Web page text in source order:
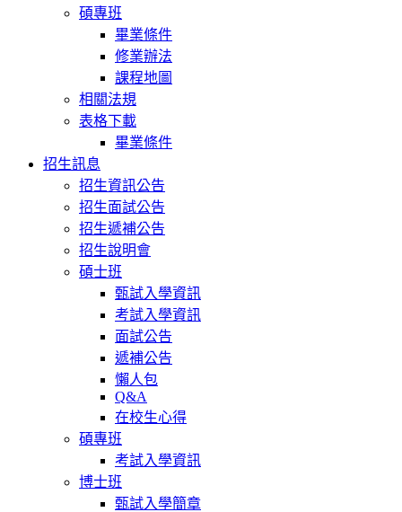
碩專班
畢業條件
修業辦法
課程地圖
相關法規
表格下載
畢業條件
招生訊息
招生資訊公告
招生面試公告
招生遞補公告
招生說明會
碩士班
甄試入學資訊
考試入學資訊
面試公告
遞補公告
懶人包
Q&A
在校生心得
碩專班
考試入學資訊
博士班
甄試入學簡章